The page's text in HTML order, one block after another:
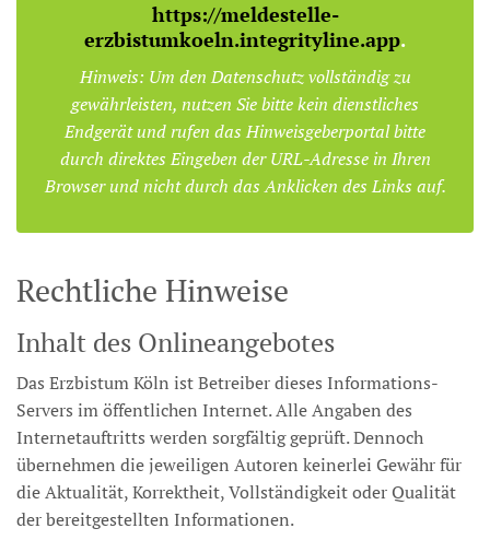
https://meldestelle-
erzbistumkoeln.integrityline.app.
Hinweis: Um den Datenschutz vollständig zu
gewährleisten, nutzen Sie bitte kein dienstliches
Endgerät und rufen das Hinweisgeberportal bitte
durch direktes Eingeben der URL-Adresse in Ihren
Browser und nicht durch das Anklicken des Links auf.
Rechtliche Hinweise
Inhalt des Onlineangebotes
Das Erzbistum Köln ist Betreiber dieses Informations-
Servers im öffentlichen Internet. Alle Angaben des
Internetauftritts werden sorgfältig geprüft. Dennoch
übernehmen die jeweiligen Autoren keinerlei Gewähr für
die Aktualität, Korrektheit, Vollständigkeit oder Qualität
der bereitgestellten Informationen.